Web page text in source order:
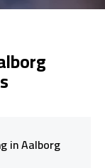
in Aalborg